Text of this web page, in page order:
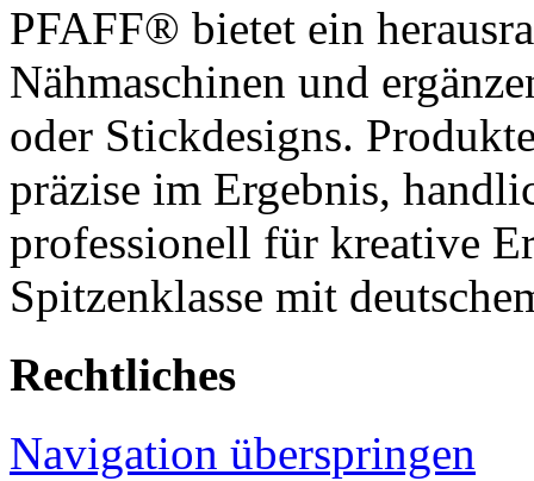
PFAFF® bietet ein
Nähmaschinen und
oder Stickdesigns.
präzise im Ergebnis,
professionell für kreative
Spitzenklasse mit
Rechtliches
Navigation überspringen